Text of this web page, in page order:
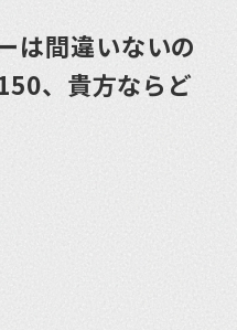
は間違いないの
、貴方ならど